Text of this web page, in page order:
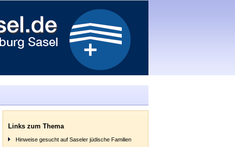
Links zum Thema
Hinweise gesucht auf Saseler jüdische Familien